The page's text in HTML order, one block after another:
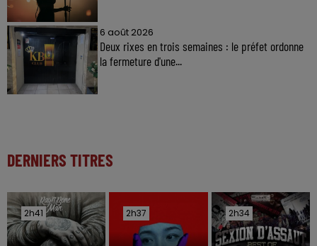
6 août 2026
Deux rixes en trois semaines : le préfet ordonne
la fermeture d'une...
DERNIERS TITRES
2h41
2h41 2h37
2h37 2h34
2h34